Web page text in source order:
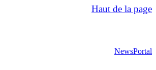
Haut de la page
NewsPortal